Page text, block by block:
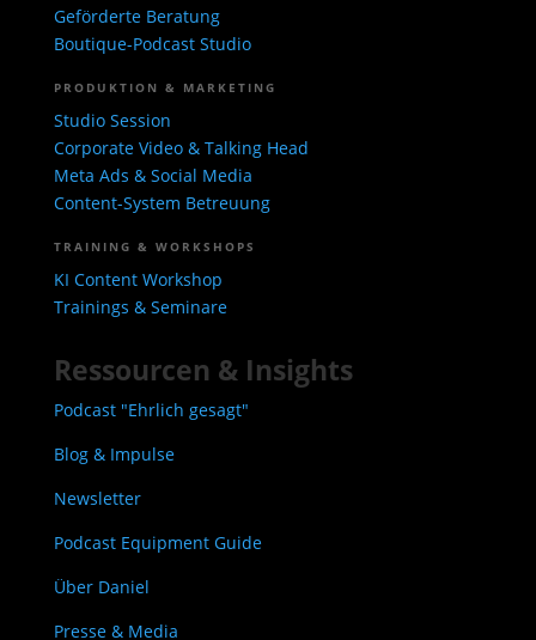
Geförderte Beratung
Boutique-Podcast Studio
PRODUKTION & MARKETING
Studio Session
Corporate Video & Talking Head
Meta Ads & Social Media
Content-System Betreuung
TRAINING & WORKSHOPS
KI Content Workshop
Trainings & Seminare
Ressourcen & Insights
Podcast "Ehrlich gesagt"
Blog & Impulse
Newsletter
Podcast Equipment Guide
Über Daniel
Presse & Media